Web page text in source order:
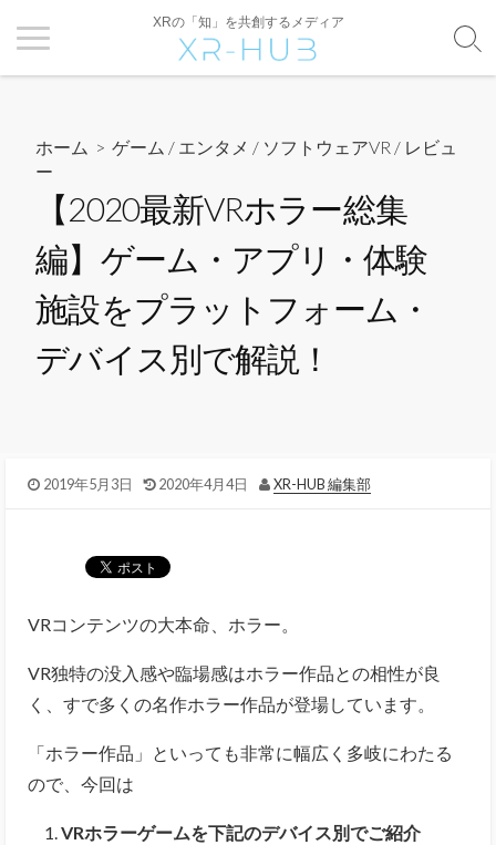
XRの「知」を共創するメディア
ホーム >ゲーム / エンタメ / ソフトウェアVR / レビュ
ー
【2020最新VRホラー総集
編】ゲーム・アプリ・体験
施設をプラットフォーム・
デバイス別で解説！
2019年5月3日 2020年4月4日 XR-HUB 編集部
VRコンテンツの大本命、ホラー。
VR独特の没入感や臨場感はホラー作品との相性が良
く、すで多くの名作ホラー作品が登場しています。
「ホラー作品」といっても非常に幅広く多岐にわたる
ので、今回は
VRホラーゲームを下記のデバイス別でご紹介